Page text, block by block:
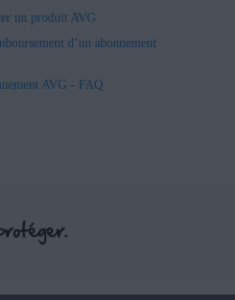
un produit AVG
d’un abonnement
AVG - FAQ